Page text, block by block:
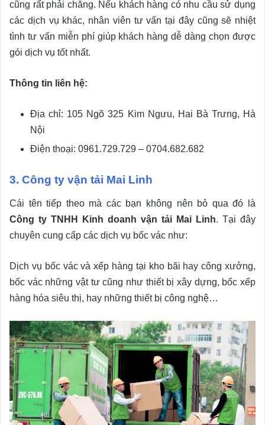
cũng rất phải chăng. Nếu khách hàng có nhu cầu sử dụng
các dịch vụ khác, nhân viên tư vấn tại đây cũng sẽ nhiệt
tình tư vấn miễn phí giúp khách hàng dễ dàng chọn được
gói dịch vụ tốt nhất.
Thông tin liên hệ:
Địa chỉ: 105 Ngõ 325 Kim Ngưu, Hai Bà Trưng, Hà
Nội
Điện thoại: 0961.729.729 – 0704.682.682
3. Công ty vận tải Mai Linh
Cái tên tiếp theo mà các bạn không nên bỏ qua đó là
Công ty TNHH Kinh doanh vận tải Mai Linh. Tại đây
chuyên cung cấp các dịch vụ bốc vác như:
Dịch vụ bốc vác và xếp hàng tại kho bãi hay công xưởng,
bốc vác những vật tư cũng như thiết bị xây dựng, bốc xếp
hàng hóa siêu thị, hay những thiết bị công nghệ…